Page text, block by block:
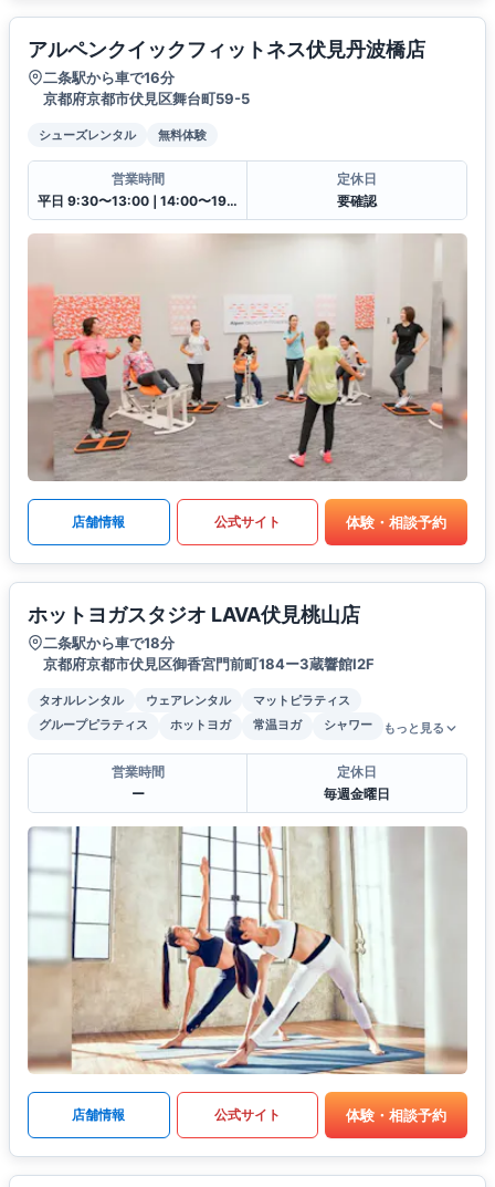
アルペンクイックフィットネス伏見丹波橋店
二条駅から車で16分
京都府京都市伏見区舞台町59-5
シューズレンタル 無料体験
営業時間
平日 9:30〜13:00❘14:00〜19:30土日祝 9:30〜13:00❘14:00〜18:00
定休日
要確認
店舗情報 公式サイト 体験・相談予約
ホットヨガスタジオ LAVA伏見桃山店
二条駅から車で18分
京都府京都市伏見区御香宮門前町184ー3蔵響館I2F
タオルレンタル ウェアレンタル
マットピラティス
グループピラティス
ホットヨガ 常温ヨガ シャワー もっと見る
営業時間
ー
定休日
毎週金曜日
店舗情報 公式サイト 体験・相談予約